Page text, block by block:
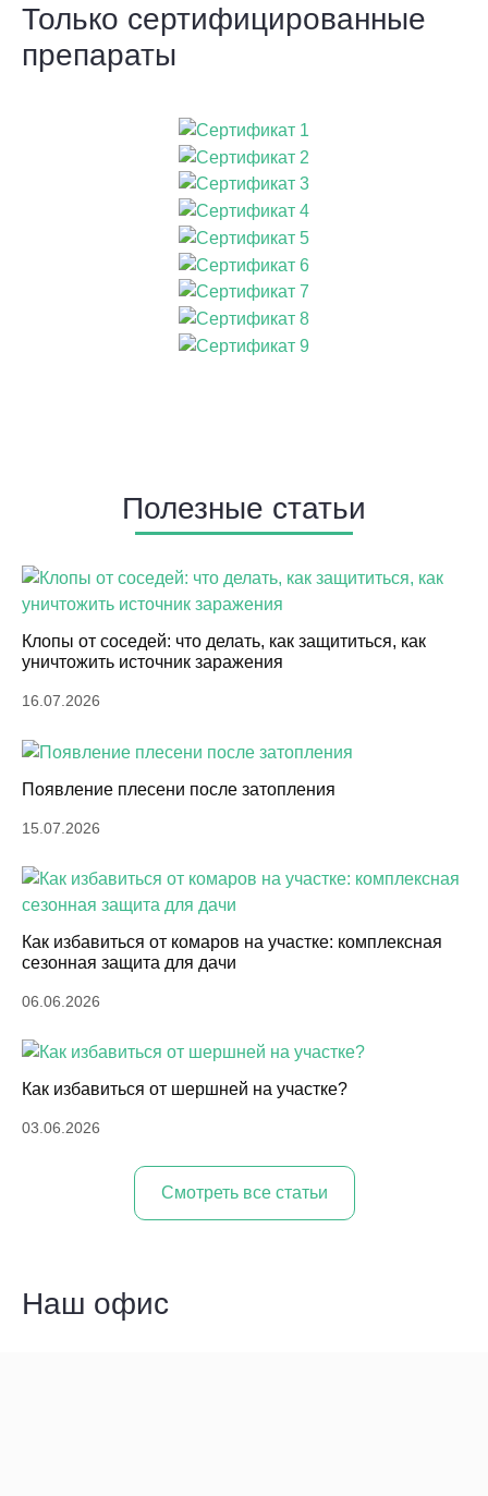
Только сертифицированные
препараты
Полезные статьи
Клопы от соседей: что делать, как защититься, как
уничтожить источник заражения
16.07.2026
Появление плесени после затопления
15.07.2026
Как избавиться от комаров на участке: комплексная
сезонная защита для дачи
06.06.2026
Как избавиться от шершней на участке?
03.06.2026
Cмотреть все статьи
Наш офис